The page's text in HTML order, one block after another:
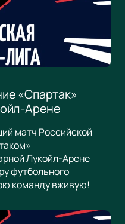
«Спартак»
Арене
матч Российской
Лукойл-Арене
футбольного
команду вживую!